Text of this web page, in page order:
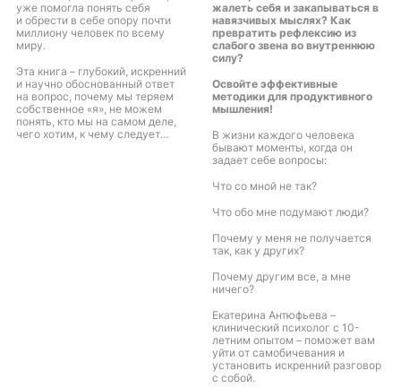
уже помогла понять себя
и обрести в себе опору почти
миллиону человек по всему
миру.
Эта книга – глубокий, искренний
и научно обоснованный ответ
на вопрос, почему мы теряем
собственное «я», не можем
понять, кто мы на самом деле,
чего хотим, к чему следует
жалеть себя и закапываться в
навязчивых мыслях? Как
превратить рефлексию из
слабого звена во внутреннюю
силу?
Освойте эффективные
методики для продуктивного
мышления!
В жизни каждого человека
бывают моменты, когда он
задает себе вопросы:
Что со мной не так?
Что обо мне подумают люди?
Почему у меня не получается
так, как у других?
Почему другим все, а мне
ничего?
Екатерина Антюфьева –
клинический психолог с 10-
летним опытом – поможет вам
уйти от самобичевания и
установить искренний разговор
с собой.